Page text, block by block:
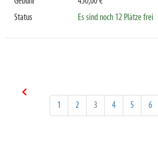
Status
Es sind noch 12 Plätze frei
1 2 3 4 5 6